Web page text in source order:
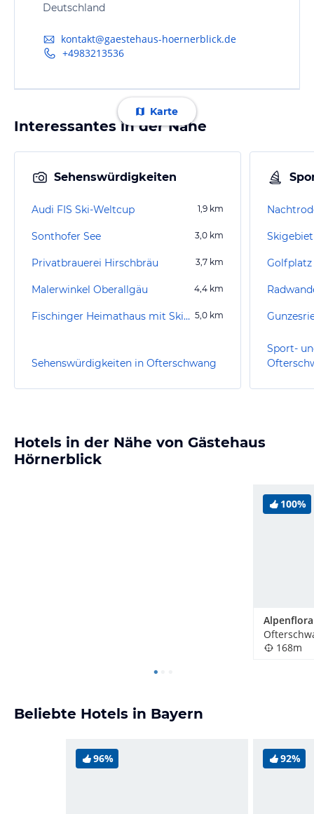
Deutschland
kontakt@gaestehaus-hoernerblick.de
+4983213536
Karte
Interessantes in der Nähe
Sehenswürdigkeiten
Audi FIS Ski-Weltcup 1,9 km
Sonthofer See 3,0 km
Privatbrauerei Hirschbräu 3,7 km
Malerwinkel Oberallgäu 4,4 km
Fischinger Heimathaus mit Skimuseum 5,0 km
Sehenswürdigkeiten in Ofterschwang
Golfplatz
Sport-
Hotels in der Nähe von Gästehaus
Hörnerblick
100%
168m
Beliebte Hotels in Bayern
96% 92%